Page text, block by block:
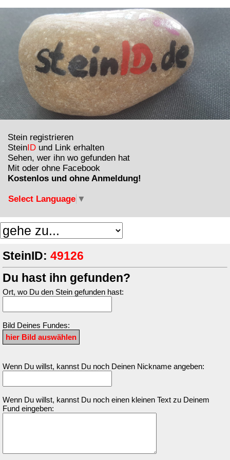
Stein registrieren
Stein ID und Link erhalten
Sehen, wer ihn wo gefunden hat
Mit oder ohne Facebook
Kostenlos und ohne Anmeldung!
Select Language ▼
SteinID: 49126
Du hast ihn gefunden?
Ort, wo Du den Stein gefunden hast:
Bild Deines Fundes:
Wenn Du willst, kannst Du noch Deinen Nickname angeben:
Wenn Du willst, kannst Du noch einen kleinen Text zu Deinem
Fund eingeben: